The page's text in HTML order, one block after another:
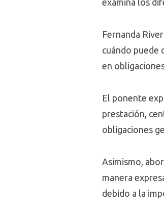
examina los
Fernanda
cuándo puede
en
El ponente
prestación,
obligaciones
Asimismo,
manera
debido a la